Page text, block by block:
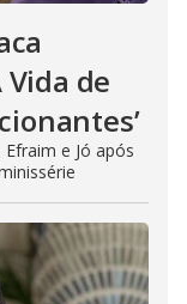
Vida de
e Jó após